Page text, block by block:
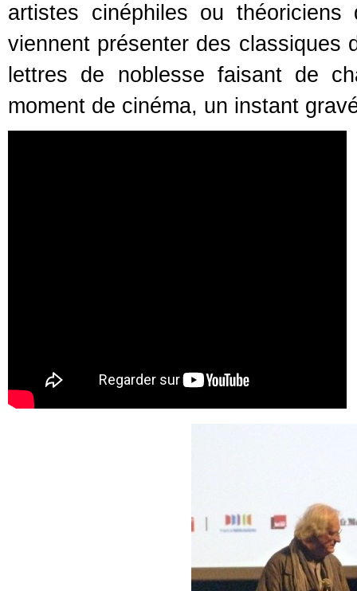
artistes cinéphiles ou
viennent présenter des classiques
lettres de noblesse faisant de
moment de cinéma, un instant